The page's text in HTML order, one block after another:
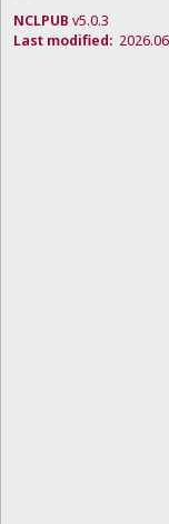
NCLPUB v5.0.3
Last modified: